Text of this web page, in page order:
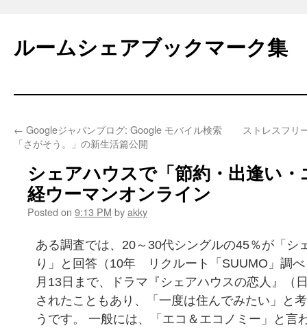
content
ルームシェアブックマーク集
← Googleジャパンブログ: Google モバイル検索
「さがそう。」の新生活篇公開
ストレスフリ
シェアハウスで「節約・出逢い
経ウーマンオンライン
Posted on 9:13 PM byakky
ある調査では、20～30代シングルの45％が「シ
り」と回答（10年 リクルート「SUUMO」調
月13日まで、ドラマ『シェアハウスの恋人』（
されたこともあり、「一度は住んでみたい」と
うです。 一般には、「エコ＆エコノミー」と言